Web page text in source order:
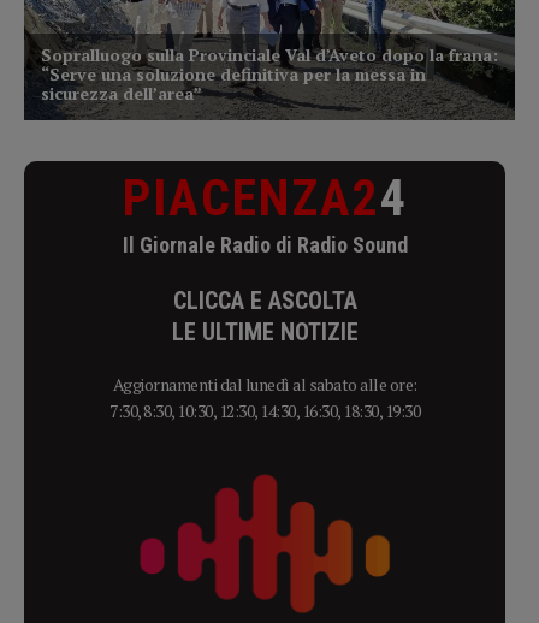
PIACENZA24
Il Giornale Radio di Radio Sound
CLICCA E ASCOLTA
LE ULTIME NOTIZIE
Aggiornamenti dal lunedì al sabato alle ore:
7:30, 8:30, 10:30, 12:30, 14:30, 16:30, 18:30, 19:30